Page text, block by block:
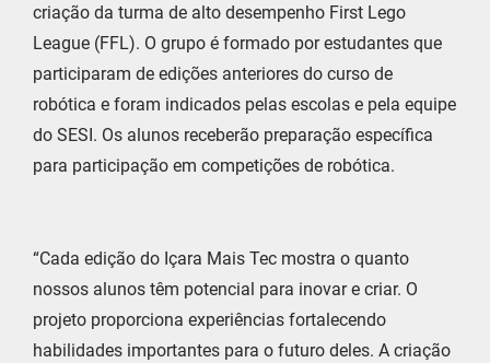
criação da turma de alto desempenho First Lego
League (FFL). O grupo é formado por estudantes que
participaram de edições anteriores do curso de
robótica e foram indicados pelas escolas e pela equipe
do SESI. Os alunos receberão preparação específica
para participação em competições de robótica.
“Cada edição do Içara Mais Tec mostra o quanto
nossos alunos têm potencial para inovar e criar. O
projeto proporciona experiências fortalecendo
habilidades importantes para o futuro deles. A criação